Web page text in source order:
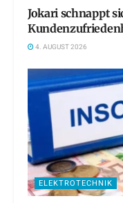
Jokari schnappt
4. AUGUST 2026
ELEKTROTECHNIK